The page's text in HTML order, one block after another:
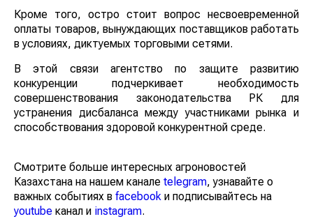
Кроме того, остро стоит вопрос несвоевременной
оплаты товаров, вынуждающих поставщиков работать
в условиях, диктуемых торговыми сетями.
В этой связи агентство по защите развитию
конкуренции подчеркивает необходимость
совершенствования законодательства РК для
устранения дисбаланса между участниками рынка и
способствования здоровой конкурентной среде.
Смотрите больше интересных агроновостей
Казахстана на нашем канале telegram, узнавайте о
важных событиях в facebook и подписывайтесь на
youtube канал и instagram.